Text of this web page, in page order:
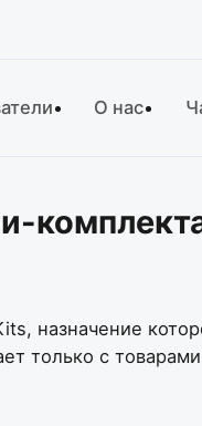
О нас
назначение
только с